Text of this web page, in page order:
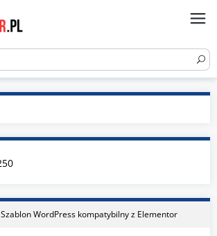
Szablon WordPress kompatybilny z Elementor